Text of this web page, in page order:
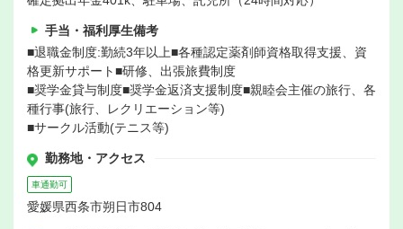
手当・福利厚生備考
■退職金制度:勤続3年以上■各種認定薬剤師資格取得支援、資
格更新サポート■研修、出張旅費制度
■奨学金貸与制度■奨学金返済支援制度■親睦会主催の旅行、各
種行事(旅行、レクリエーション等)
■サークル活動(テニス等)
勤務地・アクセス
車通勤可
愛媛県西条市朔日市804